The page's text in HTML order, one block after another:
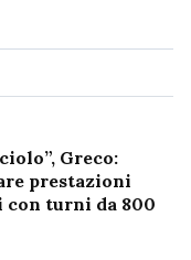
Greco:
prestazioni
con turni da 800